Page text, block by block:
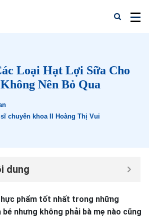
Loại Hạt Lợi Sữa Cho
Nên Bỏ Qua
sĩ chuyên khoa II Hoàng Thị Vui
dung
phẩm tốt nhất trong những
nhưng không phải bà mẹ nào cũng